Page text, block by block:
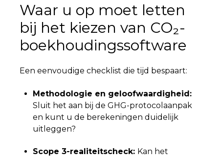
Waar u op moet letten
bij het kiezen van CO₂-
boekhoudingssoftware
Een eenvoudige checklist die tijd bespaart:
Methodologie en geloofwaardigheid:
Sluit het aan bij de GHG-protocolaanpak
en kunt u de berekeningen duidelijk
uitleggen?
Scope 3-realiteitscheck: Kan het